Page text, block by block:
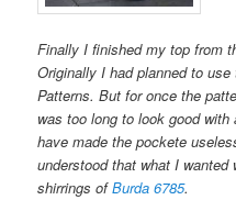
Finally I finished my top from
Originally I had planned to
Patterns. But for once the
was too long to look good
have made the pockete
understood that what I
shirrings ofBurda 6785.